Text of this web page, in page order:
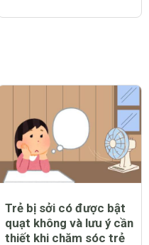
Trẻ bị sởi có được bật
quạt không và lưu ý cần
thiết khi chăm sóc trẻ